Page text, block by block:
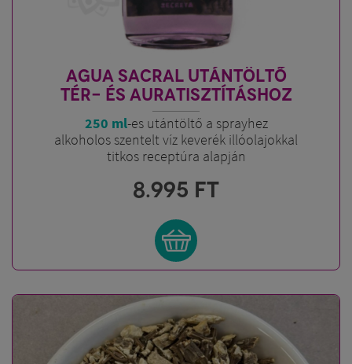
AGUA SACRAL UTÁNTÖLTŐ
TÉR- ÉS AURATISZTÍTÁSHOZ
250 ml-es utántöltő a sprayhez
alkoholos szentelt víz keverék illóolajokkal
titkos receptúra alapján
8.995 FT